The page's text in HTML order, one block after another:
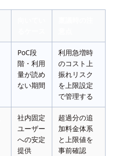
PoC段
階・利用
量が読め
ない期間
利用急増時
のコスト上
振れリスク
を上限設定
で管理する
社内固定
ユーザー
への安定
提供
超過分の追
加料金体系
と上限値を
事前確認